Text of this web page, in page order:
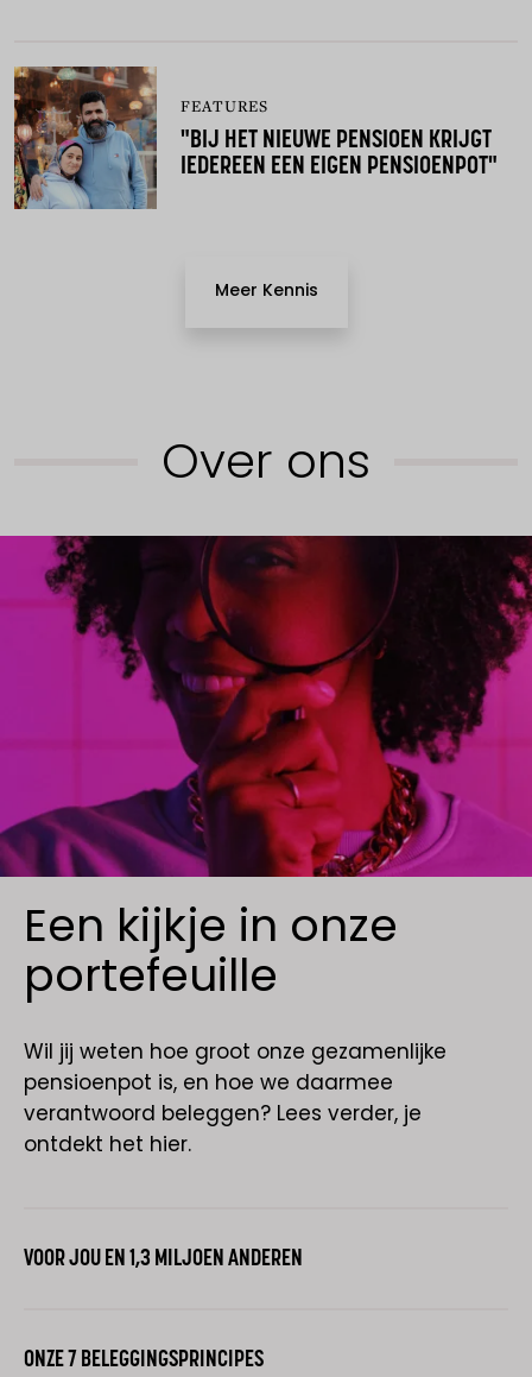
FEATURES
"BIJ HET NIEUWE PENSIOEN KRIJGT
IEDEREEN EEN EIGEN PENSIOENPOT"
Meer Kennis
Over ons
Een kijkje in onze
portefeuille
Wil jij weten hoe groot onze gezamenlijke
pensioenpot is, en hoe we daarmee
verantwoord beleggen? Lees verder, je
ontdekt het hier.
VOOR JOU EN 1,3 MILJOEN ANDEREN
ONZE 7 BELEGGINGSPRINCIPES